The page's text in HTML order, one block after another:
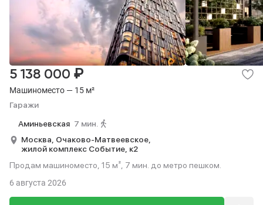
Машиноместо — 15 м²
Гаражи
5 138 000 ₽
Аминьевская 7 мин.
Москва, Очаково-Матвеевское,
жилой комплекс Событие, к2
Продам машиноместо, 15 м², 7 мин. до метро пешком.
6 августа 2026